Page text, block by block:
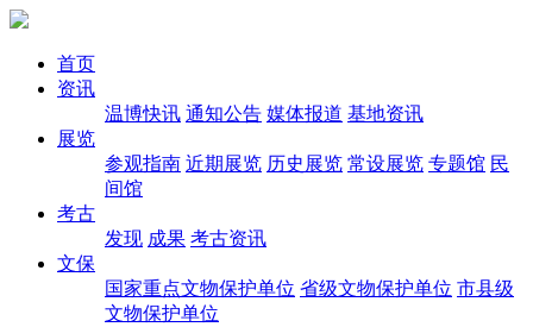
首页
资讯
温博快讯 通知公告 媒体报道 基地资讯
展览
参观指南 近期展览 历史展览 常设展览 专题馆 民
间馆
考古
发现 成果 考古资讯
文保
国家重点文物保护单位 省级文物保护单位 市县级
文物保护单位